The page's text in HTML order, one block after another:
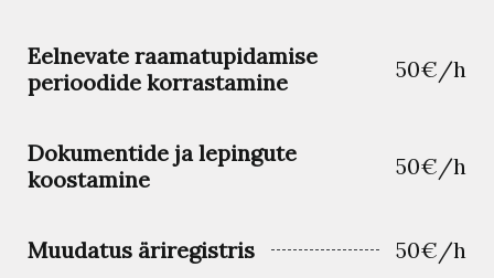
Eelnevate raamatupidamise
perioodide korrastamine
50€/h
Dokumentide ja lepingute
koostamine
50€/h
Muudatus äriregistris 50€/h